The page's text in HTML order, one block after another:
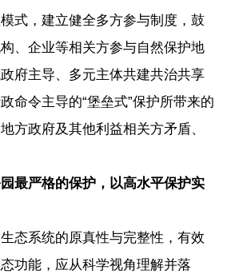
式，建立健全多方参与制度，鼓
、企业等相关方参与自然保护地
府主导、多元主体共建共治共享
命令主导的“堡垒式”保护所带来的
方政府及其他利益相关方矛盾、
最严格的保护，以高水平保护实
态系统的原真性与完整性，有效
功能，应从科学视角理解并落